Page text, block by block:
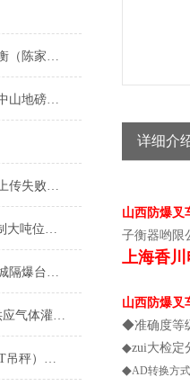
绿华汽车衡（港西汽车衡（陈家汽车衡）港沿汽车衡）中兴汽车衡维修
泗泾地磅（佘山地磅（中山地磅）九亭地磅）九里亭地磅维修
物联网电子秤信号差、上传失败？常见故障排查与解决办法
150T电子吊秤--香川定制大吨位耐高温吊磅
坊子电子隔爆磅称（诸城隔爆台称）青州隔爆天平维修
顺河100吨地磅（充装供应气体灌装秤）东西湖3吨吊秤维修
张北200T吊秤（万全80T吊秤）崇礼20T吊秤维修
详细介
山西防爆叉
子衡器哟限
上海香川
山西防爆叉
◆准确度等
◆zui大检定
◆AD转换方